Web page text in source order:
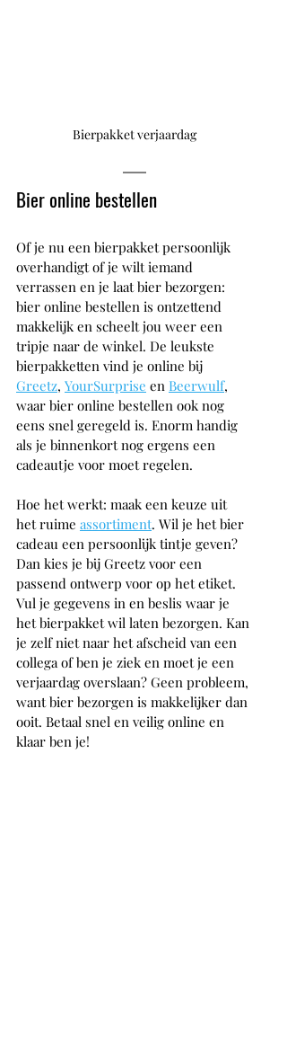
Bierpakket verjaardag
Bier online bestellen
Of je nu een bierpakket persoonlijk
overhandigt of je wilt iemand
verrassen en je laat bier bezorgen:
bier online bestellen is ontzettend
makkelijk en scheelt jou weer een
tripje naar de winkel. De leukste
bierpakketten vind je online bij
Greetz, YourSurprise en Beerwulf,
waar bier online bestellen ook nog
eens snel geregeld is. Enorm handig
als je binnenkort nog ergens een
cadeautje voor moet regelen.
Hoe het werkt: maak een keuze uit
het ruime assortiment. Wil je het bier
cadeau een persoonlijk tintje geven?
Dan kies je bij Greetz voor een
passend ontwerp voor op het etiket.
Vul je gegevens in en beslis waar je
het bierpakket wil laten bezorgen. Kan
je zelf niet naar het afscheid van een
collega of ben je ziek en moet je een
verjaardag overslaan? Geen probleem,
want bier bezorgen is makkelijker dan
ooit. Betaal snel en veilig online en
klaar ben je!